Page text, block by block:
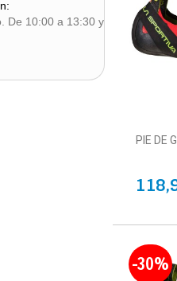
De 10:00 a 13:30 y
PIE DE
-30%